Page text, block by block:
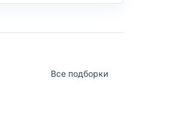
Все подборки